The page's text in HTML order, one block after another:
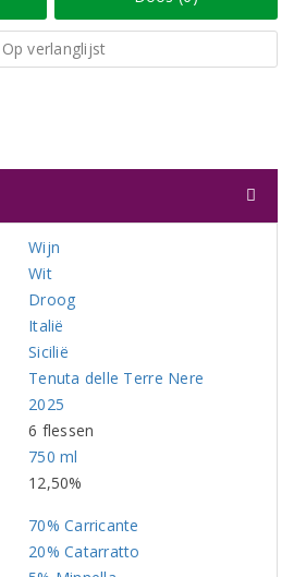
Op verlanglijst
Wijn
Wit
Droog
Italië
Sicilië
Tenuta delle Terre Nere
2025
6 flessen
750 ml
12,50%
70% Carricante
20% Catarratto